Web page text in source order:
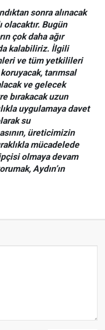
sonra alınacak
olacaktır. Bugün
çok daha ağır
kalabiliriz. İlgili
ve tüm yetkilileri
koruyacak, tarımsal
ve gelecek
bırakacak uzun
uygulamaya davet
su
üreticimizin
mücadelede
olmaya devam
Aydın’ın